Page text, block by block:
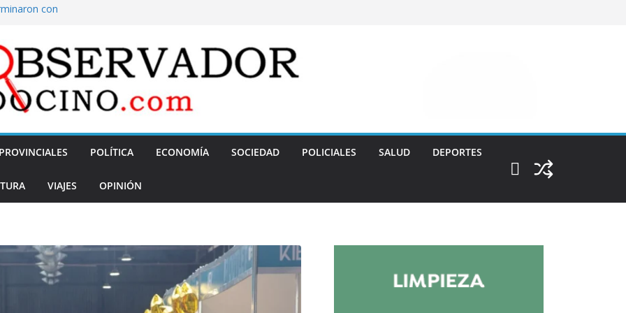
con
33, una
Mendoza
referido a la
este
visita de tres
PROVINCIALES POLÍTICA ECONOMÍA SOCIEDAD POLICIALES SALUD DEPORTES
VIAJES OPINIÓN